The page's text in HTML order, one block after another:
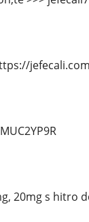
20mg s hitro